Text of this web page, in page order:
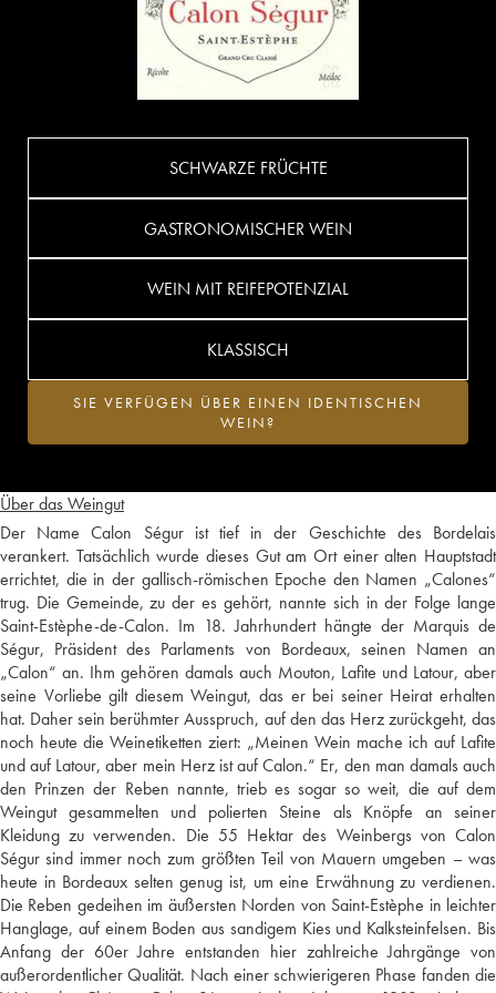
Über das Weingut
Der Name Calon Ségur ist tief in der Geschichte des Bordelais
verankert. Tatsächlich wurde dieses Gut am Ort einer alten Hauptstadt
errichtet, die in der gallisch-römischen Epoche den Namen „Calones“
trug. Die Gemeinde, zu der es gehört, nannte sich in der Folge lange
Saint-Estèphe-de-Calon. Im 18. Jahrhundert hängte der Marquis de
Ségur, Präsident des Parlaments von Bordeaux, seinen Namen an
„Calon“ an. Ihm gehören damals auch Mouton, Lafite und Latour, aber
seine Vorliebe gilt diesem Weingut, das er bei seiner Heirat erhalten
hat. Daher sein berühmter Ausspruch, auf den das Herz zurückgeht, das
noch heute die Weinetiketten ziert: „Meinen Wein mache ich auf Lafite
und auf Latour, aber mein Herz ist auf Calon.“ Er, den man damals auch
den Prinzen der Reben nannte, trieb es sogar so weit, die auf dem
Weingut gesammelten und polierten Steine als Knöpfe an seiner
Kleidung zu verwenden. Die 55 Hektar des Weinbergs von Calon
Ségur sind immer noch zum größten Teil von Mauern umgeben – was
heute in Bordeaux selten genug ist, um eine Erwähnung zu verdienen.
Die Reben gedeihen im äußersten Norden von Saint-Estèphe in leichter
Hanglage, auf einem Boden aus sandigem Kies und Kalksteinfelsen. Bis
Anfang der 60er Jahre entstanden hier zahlreiche Jahrgänge von
außerordentlicher Qualität. Nach einer schwierigeren Phase fanden die
SCHWARZE FRÜCHTE
GASTRONOMISCHER WEIN
WEIN MIT REIFEPOTENZIAL
KLASSISCH
SIE VERFÜGEN ÜBER EINEN IDENTISCHEN
WEIN?